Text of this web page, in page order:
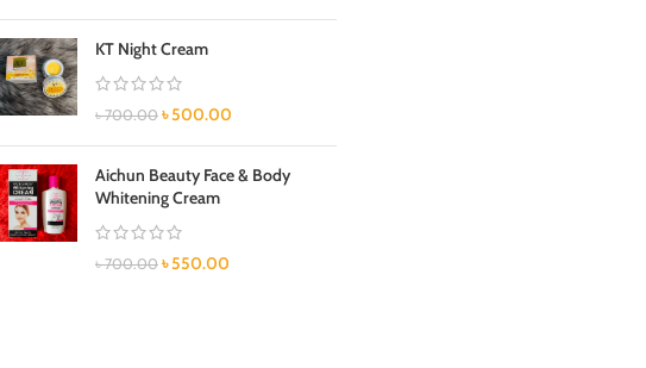
KT Night Cream
৳700.00 ৳500.00
Aichun Beauty Face & Body
Whitening Cream
৳700.00 ৳550.00